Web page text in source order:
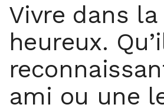
Vivre dans
heureux.
ami ou une